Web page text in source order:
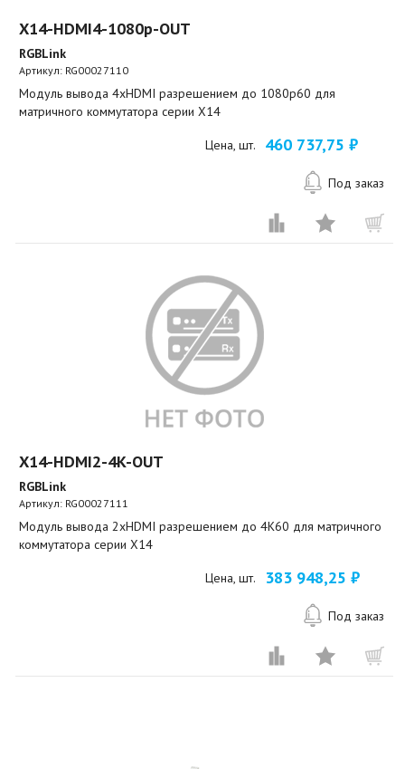
X14-HDMI4-1080p-OUT
RGBLink
Артикул: RG00027110
Модуль вывода 4xHDMI разрешением до 1080p60 для
матричного коммутатора серии X14
Цена, шт. 460 737,75 ₽
Под заказ
X14-HDMI2-4K-OUT
RGBLink
Артикул: RG00027111
Модуль вывода 2xHDMI разрешением до 4K60 для матричного
коммутатора серии X14
Цена, шт. 383 948,25 ₽
Под заказ